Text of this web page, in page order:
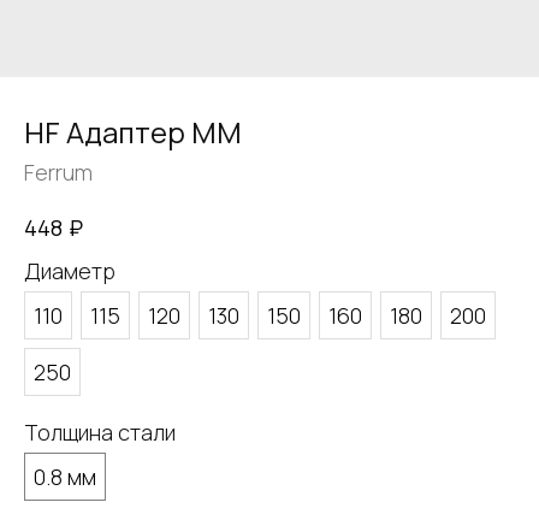
HF Адаптер ММ
Ferrum
448 ₽
Диаметр
110
115 120 130 150 160 180
200
250
Толщина стали
0.8 мм